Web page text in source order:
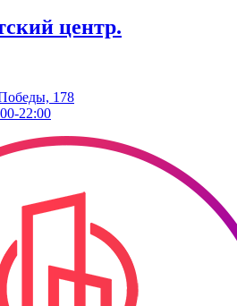
центр.
178
22:00